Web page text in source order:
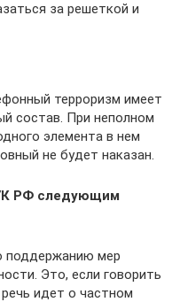
за решеткой и
терроризм имеет
состав. При неполном
элемента в нем
не будет наказан.
РФ следующим
поддержанию мер
Это, если говорить
идет о частном